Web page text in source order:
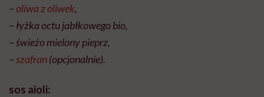
–oliwa z oliwek,
– łyżka octu jabłkowego bio,
– świeżo mielony pieprz,
–szafran(opcjonalnie).
sos aioli: